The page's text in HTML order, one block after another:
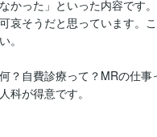
かった」といった内容です
哀そうだと思っています。
。
？自費診療って？MRの仕
科が得意です。